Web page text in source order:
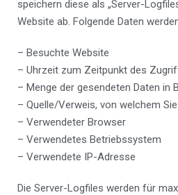
speichern diese als „Server-
Website ab. Folgende Daten
– Besuchte Website
– Uhrzeit zum Zeitpunkt des
– Menge der gesendeten Daten in
– Quelle/Verweis, von welchem
– Verwendeter Browser
– Verwendetes Betriebssystem
– Verwendete IP-Adresse
Die Server-Logfiles werden für